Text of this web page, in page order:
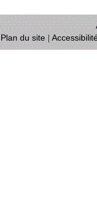
Plan du site|